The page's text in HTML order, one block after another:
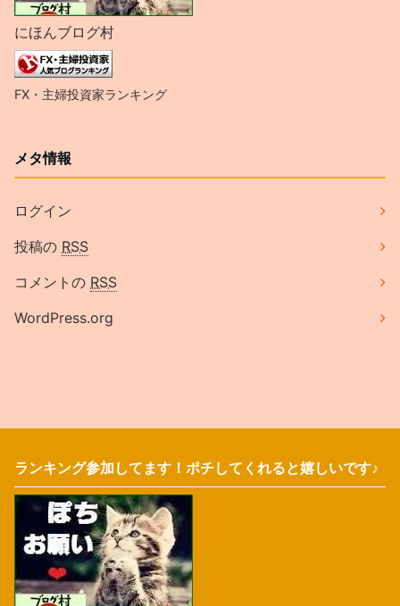
にほんブログ村
FX・主婦投資家ランキング
メタ情報
ログイン
投稿の RSS
コメントの RSS
WordPress.org
ランキング参加してます！ポチしてくれると嬉しいです♪